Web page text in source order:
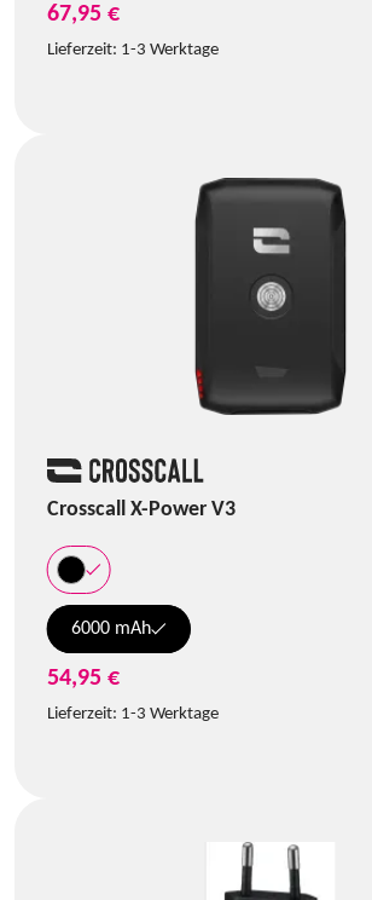
67,95 €
Lieferzeit: 1-3 Werktage
Crosscall X-Power V3
6000 mAh
54,95 €
Lieferzeit: 1-3 Werktage